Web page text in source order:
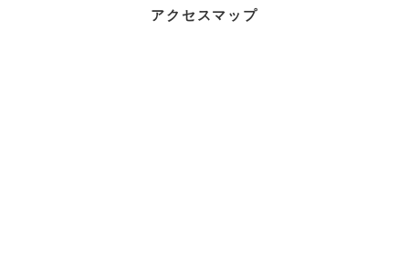
アクセスマップ